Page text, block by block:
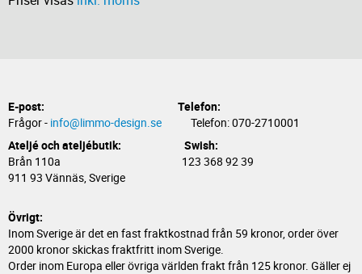
E-post:
Telefon:
Frågor - info@limmo-design.se Telefon: 070-2710001
Ateljé och ateljébutik: Swish:
Brån 110a 123 368 92 39
911 93 Vännäs, Sverige
Övrigt:
Inom Sverige är det en fast fraktkostnad från 59 kronor, order över
2000 kronor skickas fraktfritt inom Sverige.
Order inom Europa eller övriga världen frakt från 125 kronor. Gäller ej